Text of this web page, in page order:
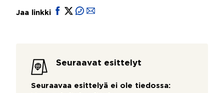
Jaa linkki
Seuraavat esittelyt
Seuraavaa esittelyä ei ole tiedossa: